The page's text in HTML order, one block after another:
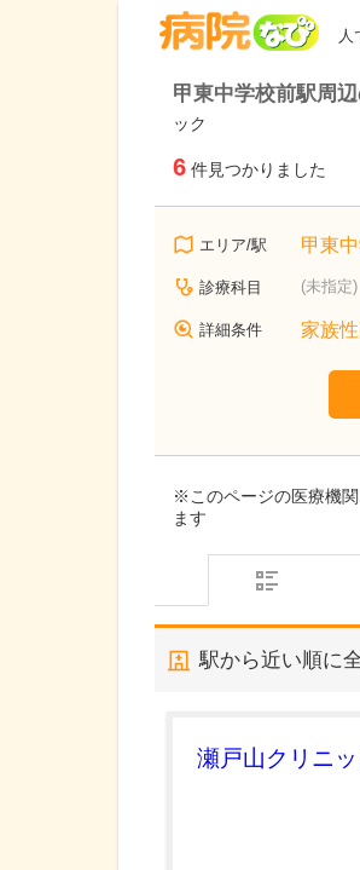
人
甲東中学校前駅周
ック
6 件見つかりました
エリア/駅 甲東
診療科目 (未指定)
詳細条件 家族
※このページの医療機
ます
駅から近い順に
瀬戸山クリニッ